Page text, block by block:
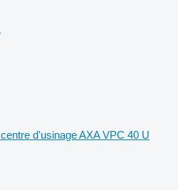
centre d'usinage AXA VPC 40 U